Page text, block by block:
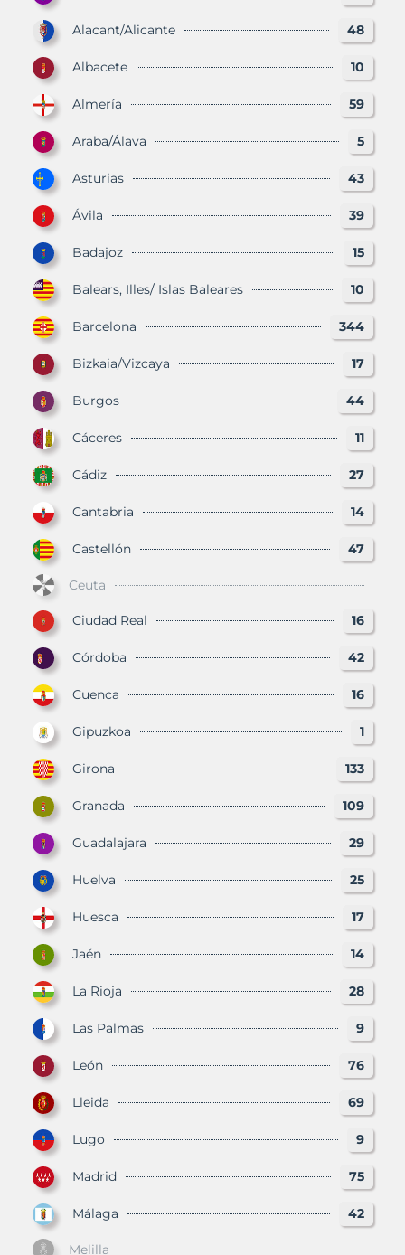
Alacant/Alicante 48
Albacete 10
Almería 59
Araba/Álava 5
Asturias 43
Ávila 39
Badajoz 15
Balears, Illes/ Islas Baleares 10
Barcelona 344
Bizkaia/Vizcaya 17
Burgos 44
Cáceres 11
Cádiz 27
Cantabria 14
Castellón 47
Ceuta
Ciudad Real 16
Córdoba 42
Cuenca 16
Gipuzkoa 1
Girona 133
Granada 109
Guadalajara 29
Huelva 25
Huesca 17
Jaén 14
La Rioja 28
Las Palmas 9
León 76
Lleida 69
Lugo 9
Madrid 75
Málaga 42
Melilla